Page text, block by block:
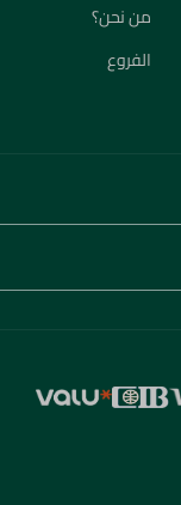
من نحن؟
الفروع